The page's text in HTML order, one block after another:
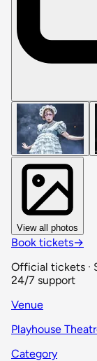
View all photos
Book tickets→
Official tickets ·
24/7 support
Venue
Playhouse
Category